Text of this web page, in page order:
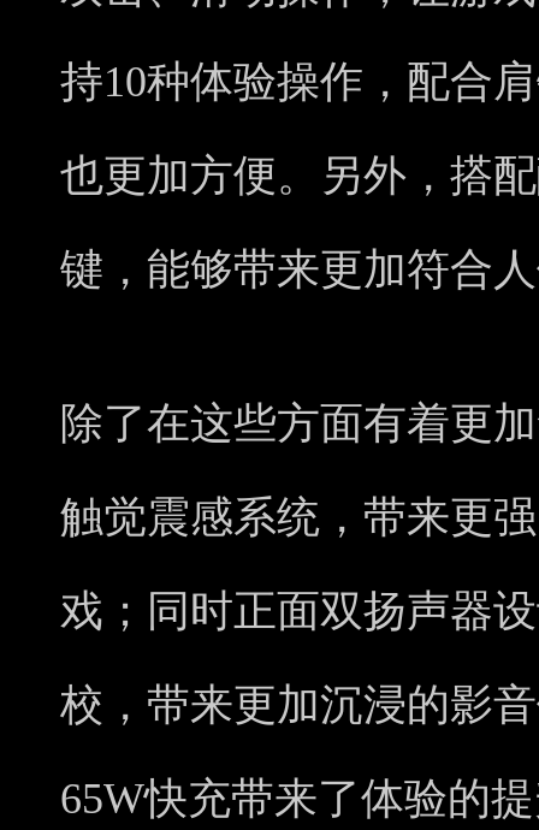
持10种体验操作，配合
也更加方便。另外，搭
键，能够带来更加符合
除了在这些方面有着更
触觉震感系统，带来更
戏；同时正面双扬声器
校，带来更加沉浸的影
65W快充带来了体验的